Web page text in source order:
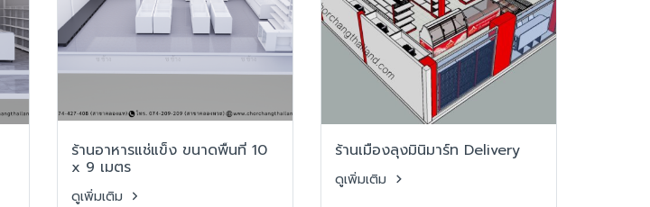
ร้านอาหารแช่แข็ง ขนาดพื้นที่ 10
x 9 เมตร
ดูเพิ่มเติม
ร้านเมืองลุงมินิมาร์ท Delivery
ดูเพิ่มเติม